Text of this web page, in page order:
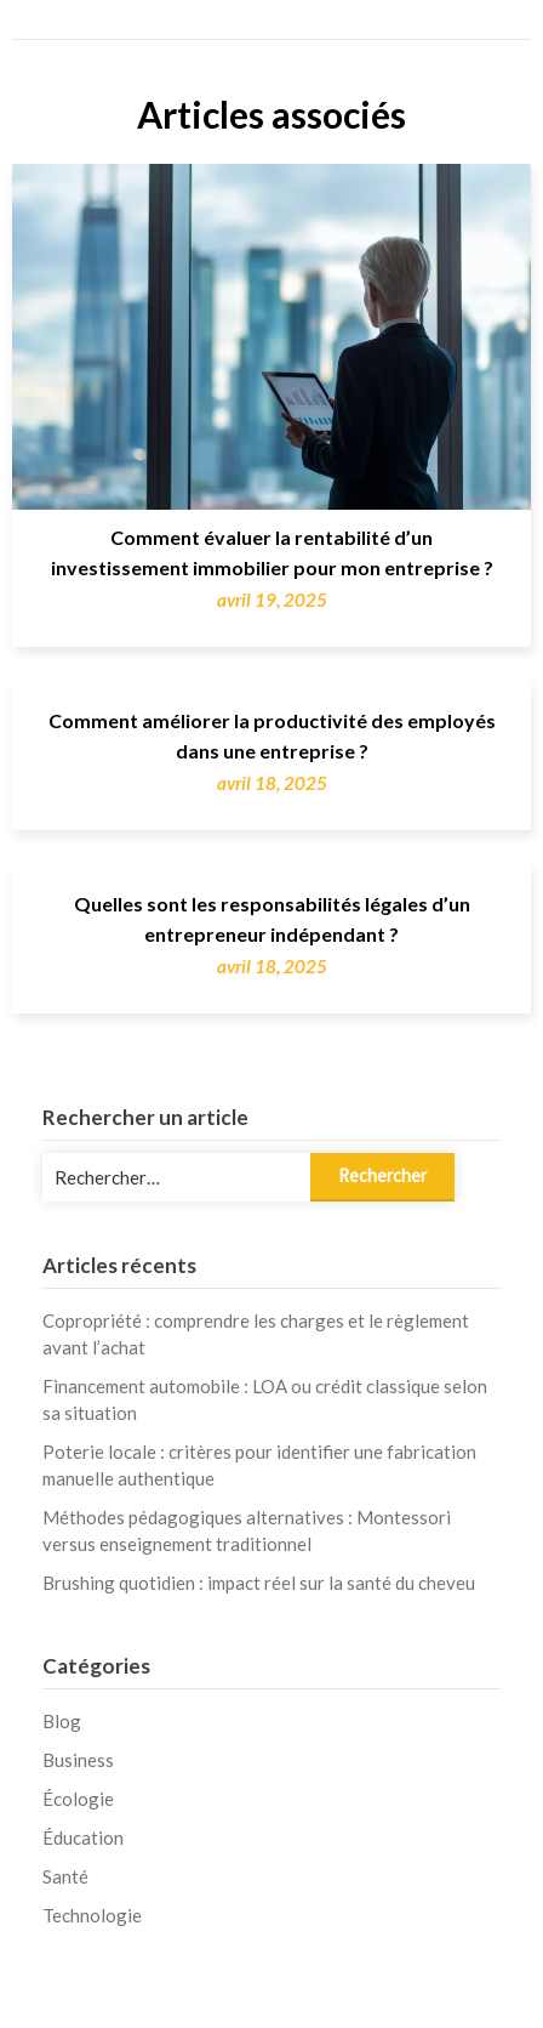
Articles associés
Comment évaluer la rentabilité d’un
investissement immobilier pour mon entreprise ?
avril 19, 2025
Comment améliorer la productivité des employés
dans une entreprise ?
avril 18, 2025
Quelles sont les responsabilités légales d’un
entrepreneur indépendant ?
avril 18, 2025
Rechercher un article
Articles récents
Copropriété : comprendre les charges et le règlement
avant l’achat
Financement automobile : LOA ou crédit classique selon
sa situation
Poterie locale : critères pour identifier une fabrication
manuelle authentique
Méthodes pédagogiques alternatives : Montessori
versus enseignement traditionnel
Brushing quotidien : impact réel sur la santé du cheveu
Catégories
Blog
Business
Écologie
Éducation
Santé
Technologie